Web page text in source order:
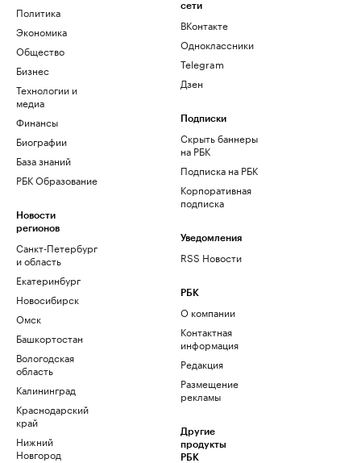
Политика
Экономика
Общество
Бизнес
Технологии и
медиа
Финансы
Биографии
База знаний
РБК Образование
Новости
регионов
Санкт-Петербург
и область
Екатеринбург
Новосибирск
Омск
Башкортостан
Вологодская
область
Калининград
Краснодарский
край
Нижний
Новгород
сети
ВКонтакте
Одноклассники
Telegram
Дзен
Подписки
Скрыть баннеры
на РБК
Подписка на РБК
Корпоративная
подписка
Уведомления
RSS Новости
РБК
О компании
Контактная
информация
Редакция
Размещение
рекламы
Другие
продукты
РБК